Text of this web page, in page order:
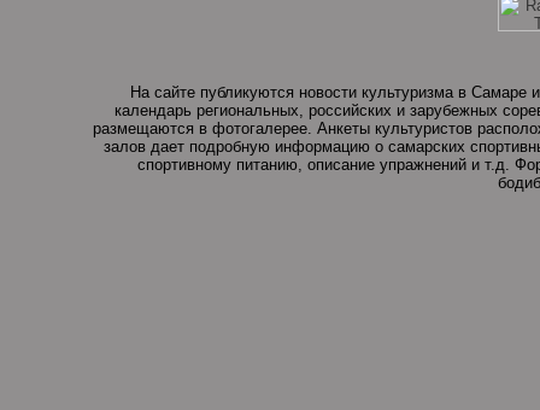
На сайте публикуются новости культуризма в
календарь региональных, российских и зарубежных
размещаются в фотогалерее. Анкеты культуристов
залов дает подробную информацию о самарских
спортивному питанию, описание упражнений и т.д.